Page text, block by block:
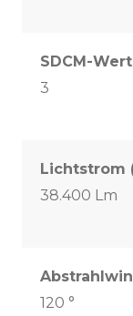
SDCM-Wert
3
Lichtstrom
38.400 Lm
120 °